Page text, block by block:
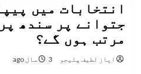
انتخابات میں
جتوانے پر سندھ
مرتب ہوں گے؟
ایاز لطیف پلیجو 3 سال ago